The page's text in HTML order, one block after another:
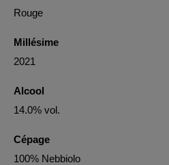
Rouge
Millésime
2021
Alcool
14.0% vol.
Cépage
100% Nebbiolo